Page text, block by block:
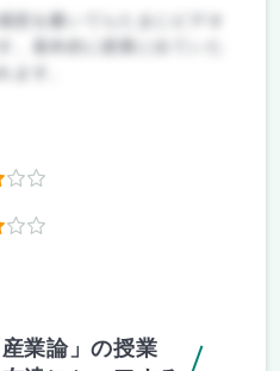
想を書いてらたまにビデオ
業論」の授業